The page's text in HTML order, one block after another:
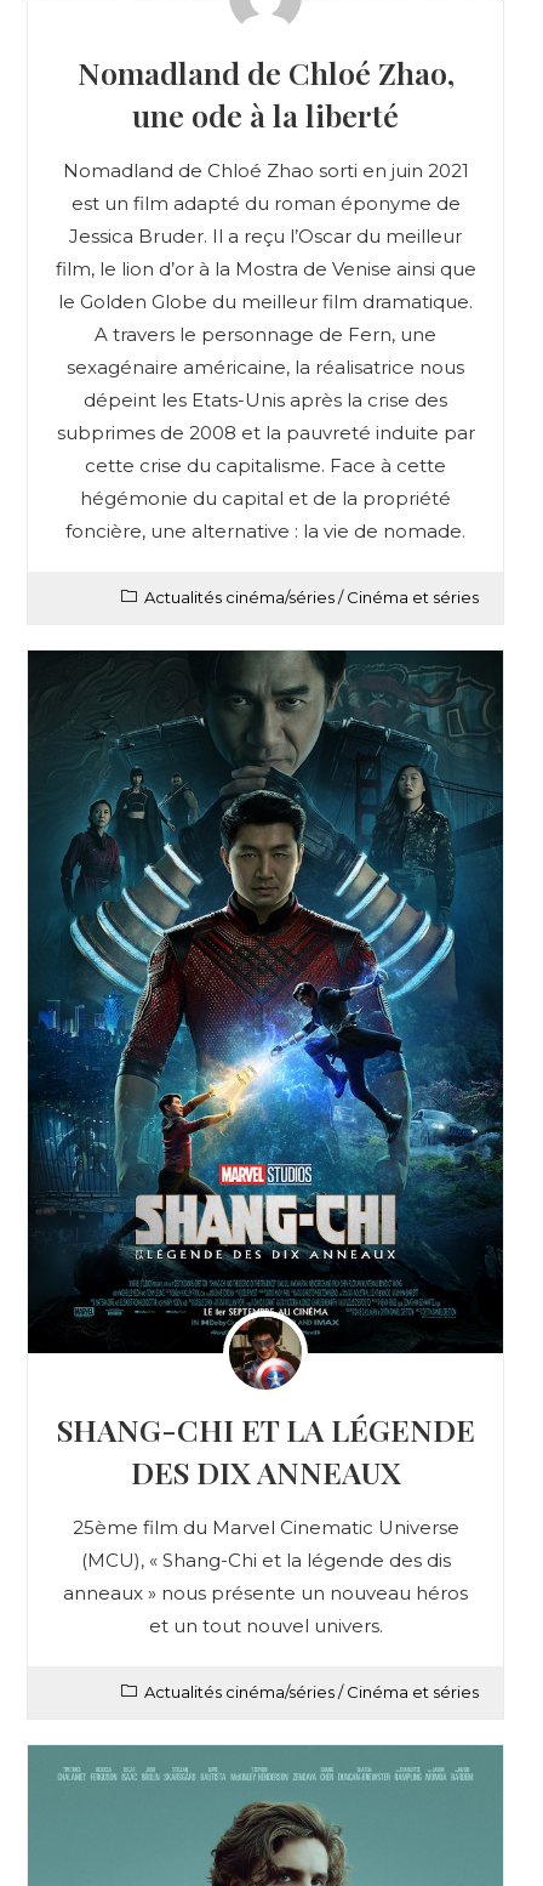
Nomadland de Chloé Zhao,
une ode à la liberté
Nomadland de Chloé Zhao sorti en juin 2021
est un film adapté du roman éponyme de
Jessica Bruder. Il a reçu l’Oscar du meilleur
film, le lion d’or à la Mostra de Venise ainsi que
le Golden Globe du meilleur film dramatique.
A travers le personnage de Fern, une
sexagénaire américaine, la réalisatrice nous
dépeint les Etats-Unis après la crise des
subprimes de 2008 et la pauvreté induite par
cette crise du capitalisme. Face à cette
hégémonie du capital et de la propriété
foncière, une alternative : la vie de nomade.
Actualités cinéma/séries/Cinéma et séries
SHANG-CHI ET LA LÉGENDE
DES DIX ANNEAUX
25ème film du Marvel Cinematic Universe
(MCU), « Shang-Chi et la légende des dis
anneaux » nous présente un nouveau héros
et un tout nouvel univers.
Actualités cinéma/séries/Cinéma et séries